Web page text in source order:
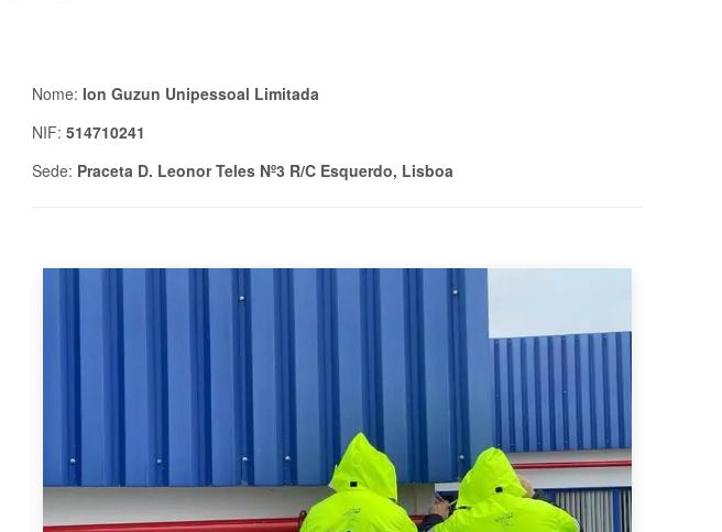
Nome: Ion Guzun Unipessoal Limitada
NIF: 514710241
Sede: Praceta D. Leonor Teles Nº3 R/C Esquerdo, Lisboa